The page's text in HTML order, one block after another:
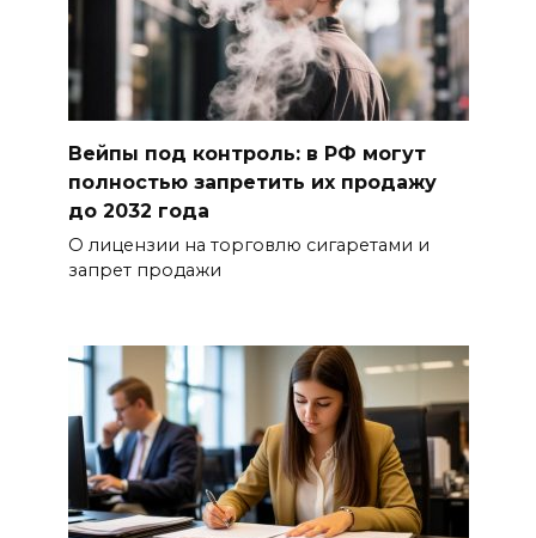
Вейпы под контроль: в РФ могут
полностью запретить их продажу
до 2032 года
О лицензии на торговлю сигаретами и
запрет продажи